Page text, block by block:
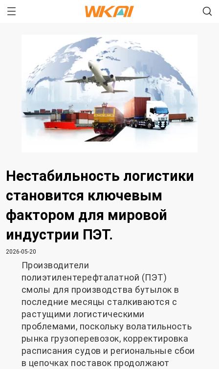
Нестабильность логистики
становится ключевым
фактором для мировой
индустрии ПЭТ.
2026-05-20
Производители
полиэтилентерефталатной (ПЭТ)
смолы для производства бутылок в
последние месяцы сталкиваются с
растущими логистическими
проблемами, поскольку волатильность
рынка грузоперевозок, корректировка
расписания судов и региональные сбои
в цепочках поставок продолжают